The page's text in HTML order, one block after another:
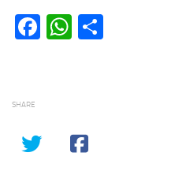
Facebook
WhatsApp
SHARE